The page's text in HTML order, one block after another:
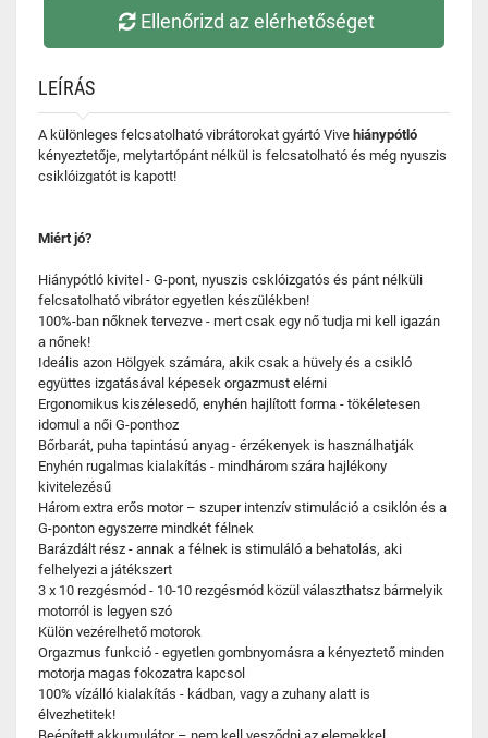
Ellenőrizd az elérhetőséget
LEÍRÁS
A különleges felcsatolható vibrátorokat gyártó Vive hiánypótló
kényeztetője, melytartópánt nélkül is felcsatolható és még nyuszis
csiklóizgatót is kapott!
Miért jó?
Hiánypótló kivitel - G-pont, nyuszis csklóizgatós és pánt nélküli
felcsatolható vibrátor egyetlen készülékben!
100%-ban nőknek tervezve - mert csak egy nő tudja mi kell igazán
a nőnek!
Ideális azon Hölgyek számára, akik csak a hüvely és a csikló
együttes izgatásával képesek orgazmust elérni
Ergonomikus kiszélesedő, enyhén hajlított forma - tökéletesen
idomul a női G-ponthoz
Bőrbarát, puha tapintású anyag - érzékenyek is használhatják
Enyhén rugalmas kialakítás - mindhárom szára hajlékony
kivitelezésű
Három extra erős motor – szuper intenzív stimuláció a csiklón és a
G-ponton egyszerre mindkét félnek
Barázdált rész - annak a félnek is stimuláló a behatolás, aki
felhelyezi a játékszert
3 x 10 rezgésmód - 10-10 rezgésmód közül választhatsz bármelyik
motorról is legyen szó
Külön vezérelhető motorok
Orgazmus funkció - egyetlen gombnyomásra a kényeztető minden
motorja magas fokozatra kapcsol
100% vízálló kialakítás - kádban, vagy a zuhany alatt is
élvezhetitek!